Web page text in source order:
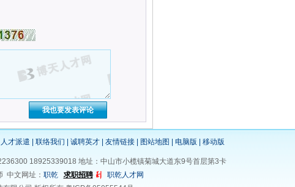
人才派遣 联络我们 诚聘英才 友情链接 图站地图 电脑版 移动版
18925339018 地址：中山市小榄镇菊城大道东9号首层第3卡
中文网址： 职乾 求职招聘
职乾人才网